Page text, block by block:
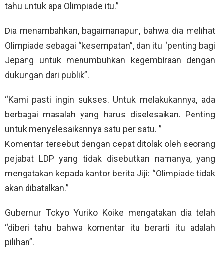
tahu untuk apa Olimpiade itu.”
Dia menambahkan, bagaimanapun, bahwa dia melihat
Olimpiade sebagai “kesempatan”, dan itu “penting bagi
Jepang untuk menumbuhkan kegembiraan dengan
dukungan dari publik”.
“Kami pasti ingin sukses. Untuk melakukannya, ada
berbagai masalah yang harus diselesaikan. Penting
untuk menyelesaikannya satu per satu. ”
Komentar tersebut dengan cepat ditolak oleh seorang
pejabat LDP yang tidak disebutkan namanya, yang
mengatakan kepada kantor berita Jiji: “Olimpiade tidak
akan dibatalkan.”
Gubernur Tokyo Yuriko Koike mengatakan dia telah
“diberi tahu bahwa komentar itu berarti itu adalah
pilihan”.